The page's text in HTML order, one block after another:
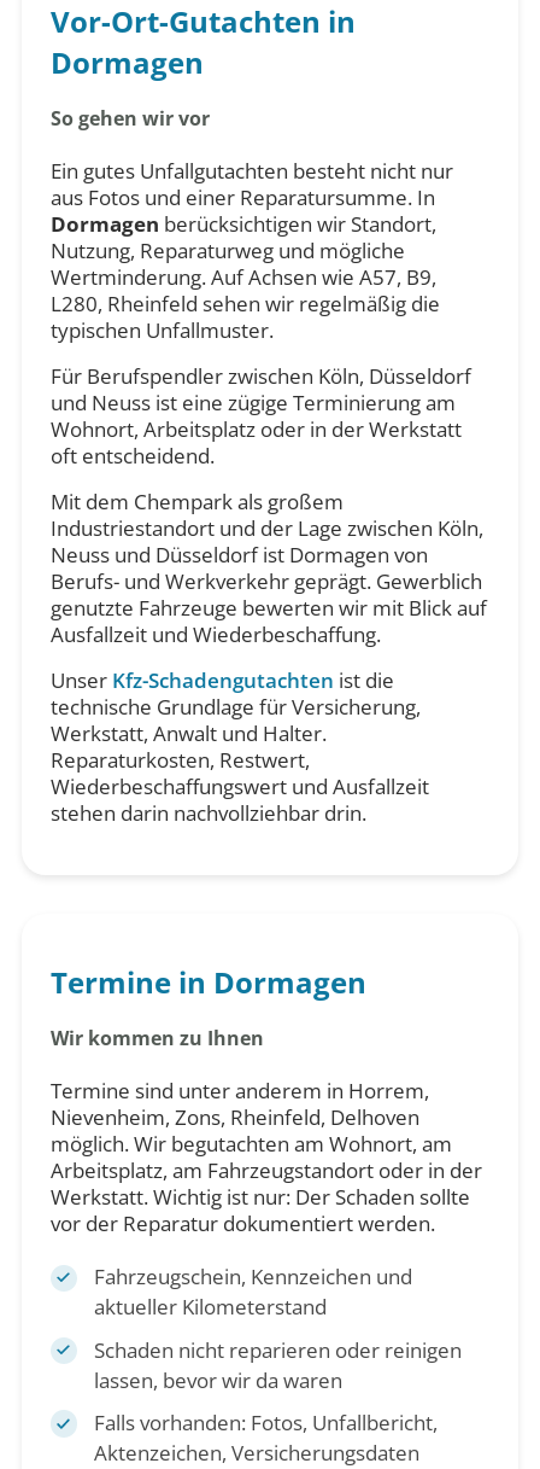
Vor-Ort-Gutachten in
Dormagen
So gehen wir vor
Ein gutes Unfallgutachten besteht nicht nur
aus Fotos und einer Reparatursumme. In
Dormagen berücksichtigen wir Standort,
Nutzung, Reparaturweg und mögliche
Wertminderung. Auf Achsen wie A57, B9,
L280, Rheinfeld sehen wir regelmäßig die
typischen Unfallmuster.
Für Berufspendler zwischen Köln, Düsseldorf
und Neuss ist eine zügige Terminierung am
Wohnort, Arbeitsplatz oder in der Werkstatt
oft entscheidend.
Mit dem Chempark als großem
Industriestandort und der Lage zwischen Köln,
Neuss und Düsseldorf ist Dormagen von
Berufs- und Werkverkehr geprägt. Gewerblich
genutzte Fahrzeuge bewerten wir mit Blick auf
Ausfallzeit und Wiederbeschaffung.
Unser Kfz-Schadengutachten ist die
technische Grundlage für Versicherung,
Werkstatt, Anwalt und Halter.
Reparaturkosten, Restwert,
Wiederbeschaffungswert und Ausfallzeit
stehen darin nachvollziehbar drin.
Termine in Dormagen
Wir kommen zu Ihnen
Termine sind unter anderem in Horrem,
Nievenheim, Zons, Rheinfeld, Delhoven
möglich. Wir begutachten am Wohnort, am
Arbeitsplatz, am Fahrzeugstandort oder in der
Werkstatt. Wichtig ist nur: Der Schaden sollte
vor der Reparatur dokumentiert werden.
Fahrzeugschein, Kennzeichen und
aktueller Kilometerstand
Schaden nicht reparieren oder reinigen
lassen, bevor wir da waren
Falls vorhanden: Fotos, Unfallbericht,
Aktenzeichen, Versicherungsdaten